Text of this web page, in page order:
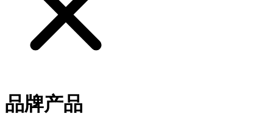
品牌产品